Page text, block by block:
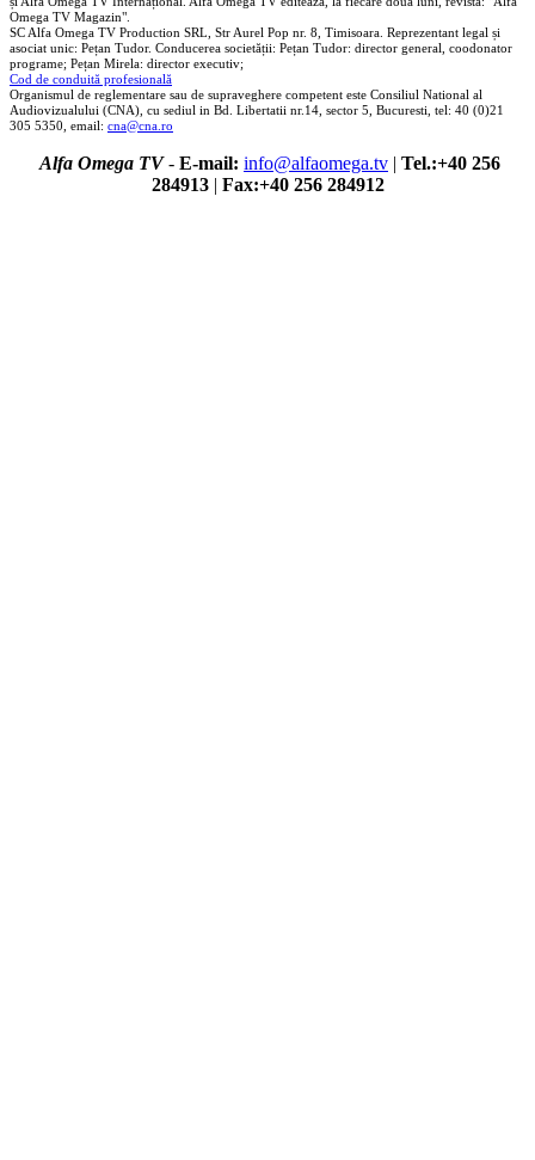
Omega TV Magazin".
SC Alfa Omega TV Production SRL, Str Aurel Pop nr. 8, Timisoara. Reprezentant legal și
asociat unic: Pețan Tudor. Conducerea societății: Pețan Tudor: director general, coodonator
programe; Pețan Mirela: director executiv;
Cod de conduită profesională
Organismul de reglementare sau de supraveghere competent este Consiliul National al
Audiovizualului (CNA), cu sediul in Bd. Libertatii nr.14, sector 5, Bucuresti, tel: 40 (0)21
305 5350, email: cna@cna.ro
Alfa Omega TV- E-mail: info@alfaomega.tv | Tel.:+40 256
284913| Fax:+40 256 284912